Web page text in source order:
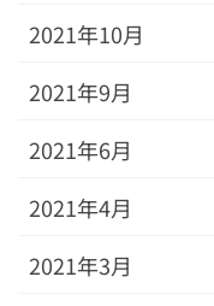
2021年10月
2021年9月
2021年6月
2021年4月
2021年3月